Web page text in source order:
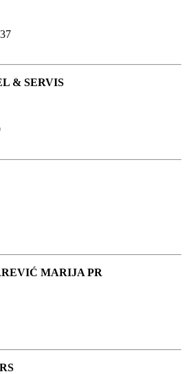
& SERVIS
MARIJA PR